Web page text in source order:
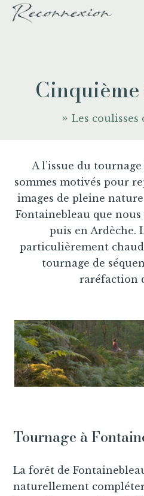
Les
A l’issue du
sommes motivés pour
images de pleine
Fontainebleau que nous
puis en Ardèche.
particulièrement
tournage de
raréfaction
Tournage à
La forêt de
naturellement